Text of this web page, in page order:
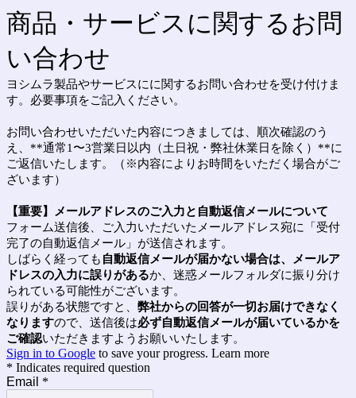
商品・サービスに関するお問
い合わせ
ヨシムラ製品やサービスにに関するお問い合わせを受け付けま
す。必要事項をご記入ください。
お問い合わせいただいた内容につきましては、順次確認のう
え、**通常1〜3営業日以内（土日祝・弊社休業日を除く）**に
ご返信いたします。（※内容によりお時間をいただく場合がご
ざいます）
【重要】メールアドレスのご入力と自動返信メールについて
フォーム送信後、ご入力いただいたメールアドレス宛に「受付
完了の自動返信メール」が送信されます。
しばらく経っても 自動返信メールが届かない場合は、メールア
ドレスの入力に誤りがあるか、迷惑メールフォルダに振り分け
られている可能性がございます。
誤りがある状態ですと、 弊社からの回答が一切お届けできなく
なりますので、送信後は必ず自動返信メールが届いているかを
ご確認いただきますようお願いいたします。
Sign in to Google to save your progress. Learn more
* Indicates required question
Email *